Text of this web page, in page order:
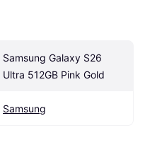
Samsung Galaxy S26
Ultra 512GB Pink Gold
Samsung